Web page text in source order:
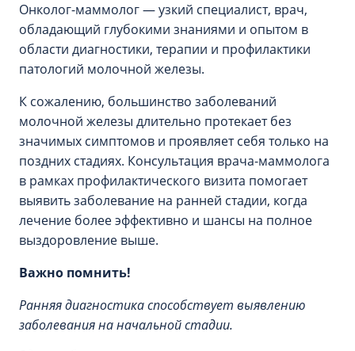
Онколог-маммолог — узкий специалист, врач,
обладающий глубокими знаниями и опытом в
области диагностики, терапии и профилактики
патологий молочной железы.
К сожалению, большинство заболеваний
молочной железы длительно протекает без
значимых симптомов и проявляет себя только на
поздних стадиях. Консультация врача-маммолога
в рамках профилактического визита помогает
выявить заболевание на ранней стадии, когда
лечение более эффективно и шансы на полное
выздоровление выше.
Важно помнить!
Ранняя диагностика способствует выявлению
заболевания на начальной стадии.